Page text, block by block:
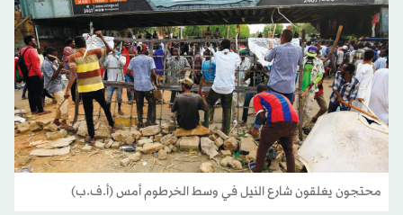
محتجون يغلقون شارع النيل في وسط الخرطوم أمس (أ.ف.ب)